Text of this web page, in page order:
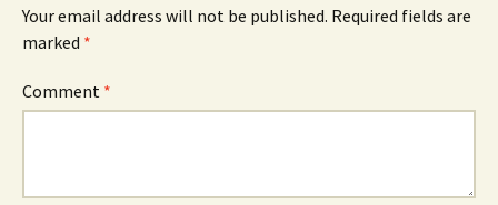
Your email address will not be published. Required fields are
marked *
Comment *